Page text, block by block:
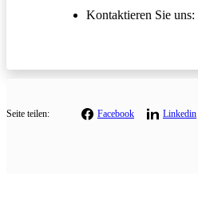
Kontaktieren Sie uns:
Seite teilen: Facebook Linkedin